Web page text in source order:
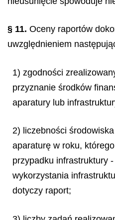
§ 11. Oceny raportów
uwzględnieniem
1) zgodności
przyznanie środków
aparatury lub
2) liczebności
aparaturę w roku,
przypadku infrastruktury
wykorzystania
dotyczy raport;